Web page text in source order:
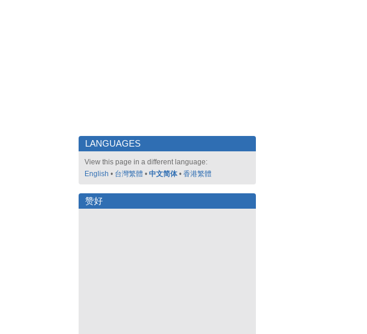
LANGUAGES
View this page in a different language:
English • 台灣繁體 • 中文简体 • 香港繁體
赞好